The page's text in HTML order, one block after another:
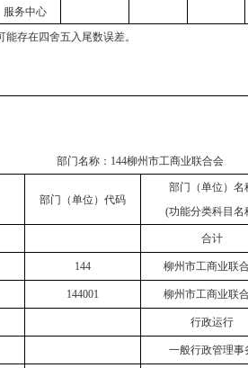
服务中心
存在四舍五入尾数误差。
部门名称： 144柳州市工商业联合会
部门（单位）代码
部门（单位）名
(功能分类科目名
合计
144 柳州市工商业联
144001 柳州市工商业联
行政运行
一般行政管理事